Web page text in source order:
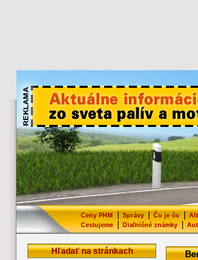
Ceny PHM Správy Čo je čo
Cestujeme| Diaľničné známky|
Hľadať na stránkach